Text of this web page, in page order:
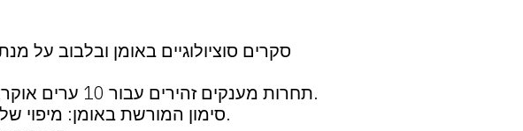
סקרים סוציולוגיים באומן ובלבוב על
תחרות מענקים זהירים עבור 10 ערים אוקראיניות היא הזדמנות מצוינת ליישם פרויקטים אישיים בעיר המגורים.
סימון המורשת באומן: מיפוי של 150 מוקדי המורשת, יצירת ניווט חזותי לחלקה ההיסטורי של העיר.